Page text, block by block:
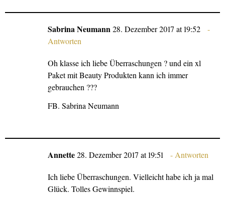
Sabrina Neumann28. Dezember 2017 at 19:52
Antworten
Oh klasse ich liebe Überraschungen ? und ein xl
Paket mit Beauty Produkten kann ich immer
gebrauchen ???
FB. Sabrina Neumann
Annette28. Dezember 2017 at 19:51 Antworten
Ich liebe Überraschungen. Vielleicht habe ich ja mal
Glück. Tolles Gewinnspiel.